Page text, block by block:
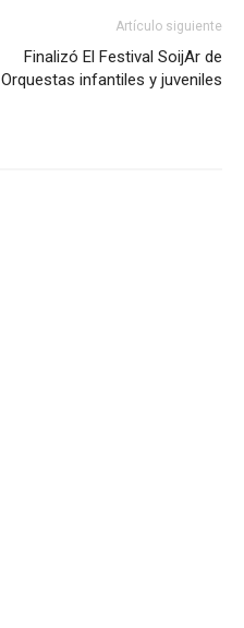
Artículo siguiente
Finalizó El Festival SoijAr de
Orquestas infantiles y juveniles